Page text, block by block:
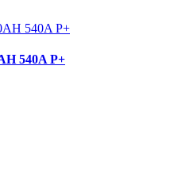
540A P+